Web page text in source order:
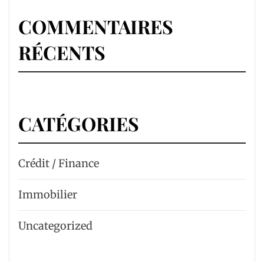
COMMENTAIRES
RÉCENTS
CATÉGORIES
Crédit / Finance
Immobilier
Uncategorized